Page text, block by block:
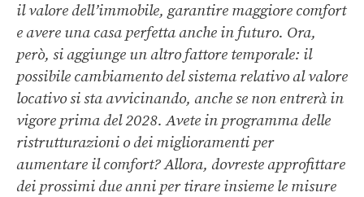
il valore dell’immobile, garantire maggiore comfort
e avere una casa perfetta anche in futuro. Ora,
però, si aggiunge un altro fattore temporale: il
possibile cambiamento del sistema relativo al valore
locativo si sta avvicinando, anche se non entrerà in
vigore prima del 2028. Avete in programma delle
ristrutturazioni o dei miglioramenti per
aumentare il comfort? Allora, dovreste approfittare
dei prossimi due anni per tirare insieme le misure